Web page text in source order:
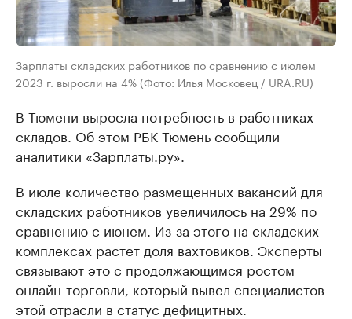
Зарплаты складских работников по сравнению с июлем
2023 г. выросли на 4% (Фото: Илья Московец / URA.RU)
В Тюмени выросла потребность в работниках
складов. Об этом РБК Тюмень сообщили
аналитики «Зарплаты.ру».
В июле количество размещенных вакансий для
складских работников увеличилось на 29% по
сравнению с июнем. Из-за этого на складских
комплексах растет доля вахтовиков. Эксперты
связывают это с продолжающимся ростом
онлайн-торговли, который вывел специалистов
этой отрасли в статус дефицитных.